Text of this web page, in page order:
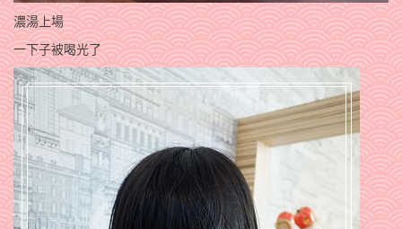
濃湯上場
一下子被喝光了